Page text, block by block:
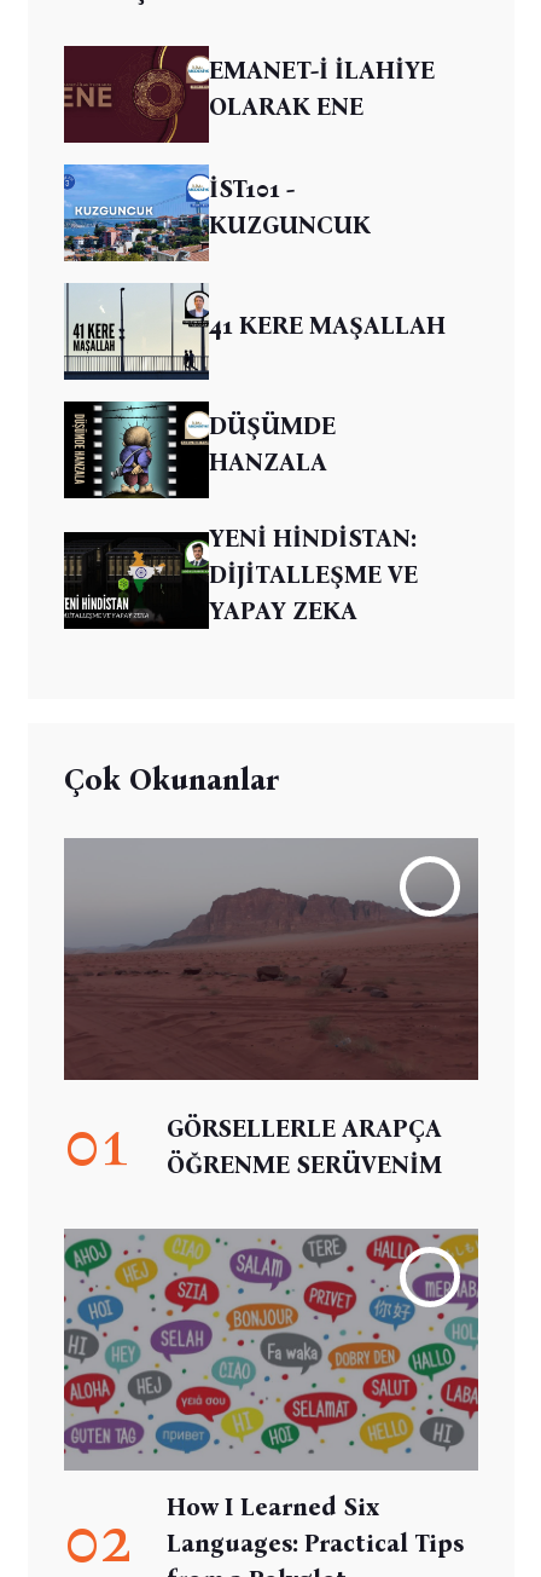
EMANET-İ İLAHİYE
OLARAK ENE
İST101 -
KUZGUNCUK
41 KERE MAŞALLAH
DÜŞÜMDE
HANZALA
YENİ HİNDİSTAN:
DİJİTALLEŞME VE
YAPAY ZEKA
Çok Okunanlar
01
GÖRSELLERLE ARAPÇA
ÖĞRENME SERÜVENİM
02
How I Learned Six
Languages: Practical Tips